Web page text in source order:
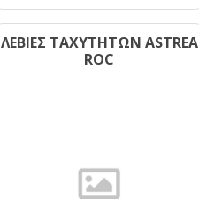
ΛΕΒΙΕΣ ΤΑΧΥΤΗΤΩΝ ΑSΤRΕΑ
RΟC